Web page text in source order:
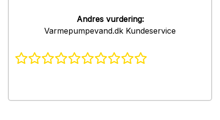
Andres vurdering:
Varmepumpevand.dk Kundeservice